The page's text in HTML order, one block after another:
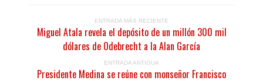
ENTRADA MÁS RECIENTE
Miguel Atala revela el depósito de un millón 300 mil
dólares de Odebrecht a la Alan García
ENTRADA ANTIGUA
Presidente Medina se reúne con monseñor Francisco